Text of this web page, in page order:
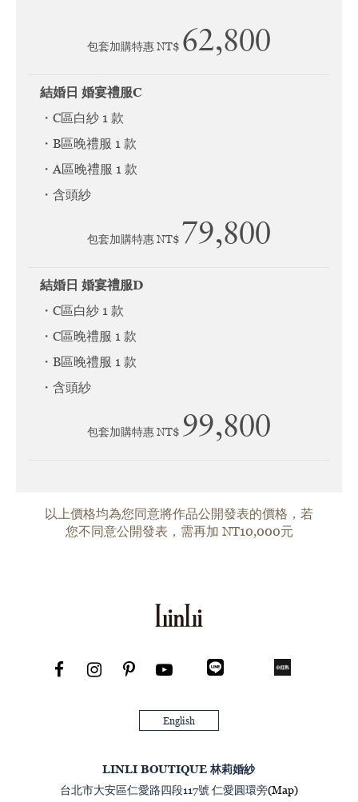
包套加購特惠 NT$ 62,800
結婚日 婚宴禮服C
・C區白紗 1 款
・B區晚禮服 1 款
・A區晚禮服 1 款
・含頭紗
包套加購特惠 NT$ 79,800
結婚日 婚宴禮服D
・C區白紗 1 款
・C區晚禮服 1 款
・B區晚禮服 1 款
・含頭紗
包套加購特惠 NT$ 99,800
以上價格均為您同意將作品公開發表的價格，若
您不同意公開發表，需再加 NT10,000元
English
LINLI BOUTIQUE 林莉婚紗
台北市大安區仁愛路四段117號 仁愛圓環旁(Map)